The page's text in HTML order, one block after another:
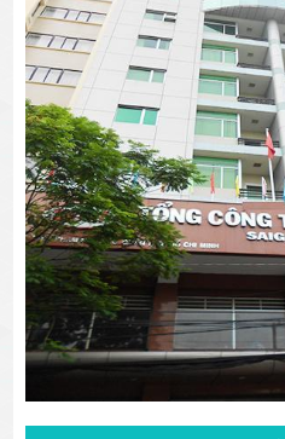
văn phòng cho thuê quận 3
văn phòng quận 1
văn phòng quận 3
cao ốc văn phòng quận 1
cao ốc văn phòng quận 3